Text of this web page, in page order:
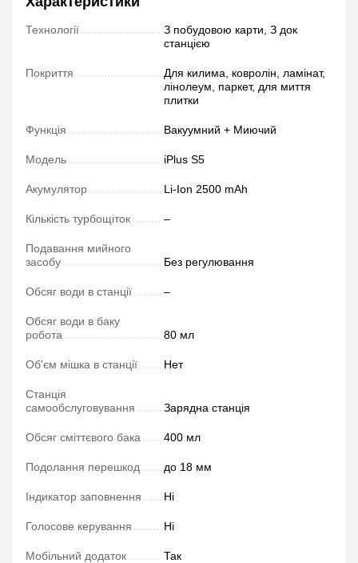
Технології
З побудовою карти, З док
станцією
Покриття
Для килима, ковролін, ламінат,
лінолеум, паркет, для миття
плитки
Функція Вакуумний + Миючий
Модель iPlus S5
Акумулятор Li-Ion 2500 mAh
Кількість турбощіток –
Подавання мийного
засобу
Без регулювання
Обсяг води в станції –
Обсяг води в баку
робота
80 мл
Об'єм мішка в станції Нет
Станція
самообслуговування
Зарядна станція
Обсяг сміттєвого бака 400 мл
Подолання перешкод до 18 мм
Індикатор заповнення Ні
Голосове керування Ні
Мобільний додаток Так